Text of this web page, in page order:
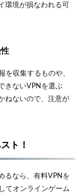
環境が損なわれる可
を収集するものや、
きないVPNを選ぶ
ねないので、注意が
ト！
るなら、有料VPNを
てオンラインゲーム